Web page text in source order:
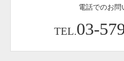
電話でのお問
TEL.03-